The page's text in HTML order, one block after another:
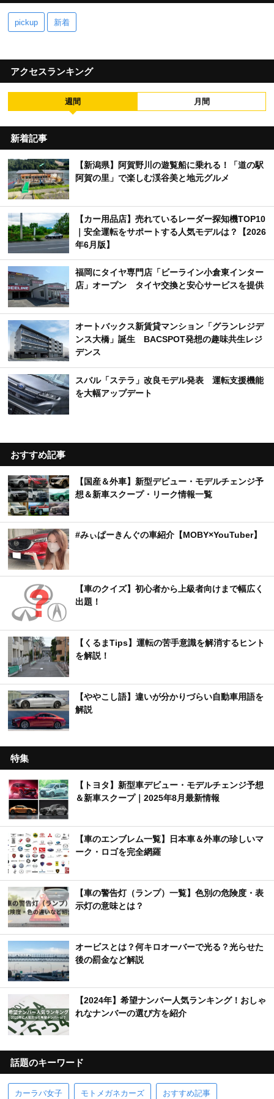
pickup 新着
アクセスランキング
週間 月間
新着記事
【新潟県】阿賀野川の遊覧船に乗れる！「道の駅
阿賀の里」で楽しむ渓谷美と地元グルメ
【カー用品店】売れているレーダー探知機TOP10
｜安全運転をサポートする人気モデルは？【2026
年6月版】
福岡にタイヤ専門店「ビーライン小倉東インター
店」オープン タイヤ交換と安心サービスを提供
オートバックス新賃貸マンション「グランレジデ
ンス大橋」誕生 BACSPOT発想の趣味共生レジ
デンス
スバル「ステラ」改良モデル発表 運転支援機能
を大幅アップデート
おすすめ記事
【国産＆外車】新型デビュー・モデルチェンジ予
想＆新車スクープ・リーク情報一覧
#みぃぱーきんぐの車紹介【MOBY×YouTuber】
【車のクイズ】初心者から上級者向けまで幅広く
出題！
【くるまTips】運転の苦手意識を解消するヒント
を解説！
【ややこし語】違いが分かりづらい自動車用語を
解説
特集
【トヨタ】新型車デビュー・モデルチェンジ予想
＆新車スクープ｜2025年8月最新情報
【車のエンブレム一覧】日本車＆外車の珍しいマ
ーク・ロゴを完全網羅
【車の警告灯（ランプ）一覧】色別の危険度・表
示灯の意味とは？
オービスとは？何キロオーバーで光る？光らせた
後の罰金など解説
【2024年】希望ナンバー人気ランキング！おしゃ
れなナンバーの選び方を紹介
話題のキーワード
カーラバ女子 モトメガネカーズ おすすめ記事